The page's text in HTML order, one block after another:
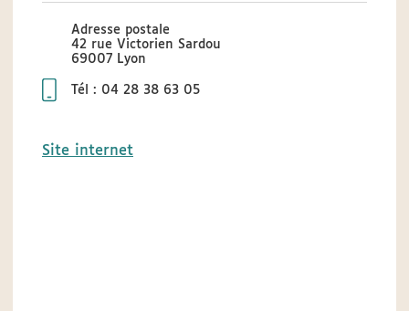
Adresse postale
42 rue Victorien Sardou
69007 Lyon
Tél : 04 28 38 63 05
Site internet